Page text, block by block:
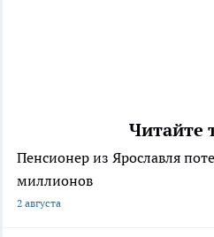
Читайте
Пенсионер из Ярославля
миллионов
2 августа